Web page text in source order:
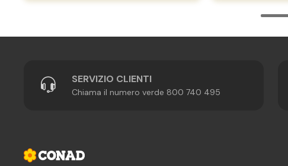
SERVIZIO CLIENTI
Chiama il numero verde 800 740 495